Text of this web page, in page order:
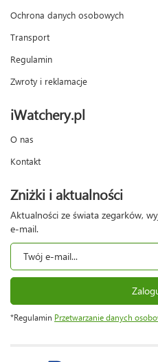
Ochrona danych osobowych
Transport
Regulamin
Zwroty i reklamacje
iWatchery.pl
O nas
Kontakt
Zniżki i aktualności
Aktualności ze świata zegarków,
e-mail.
*Regulamin Przetwarzanie danych